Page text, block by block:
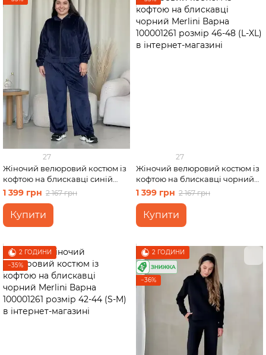
27
Жіночий велюровий костюм із
кофтою на блискавці синій
Merlini Варна 100001262 розмір
54-56 (4XL-54XL)
1 399 грн 2 167 грн
Купити
27
Жіночий велюровий костюм із
кофтою на блискавці чорний
Merlini Варна 100001261 розмір
46-48 (L-XL)
1 399 грн 2 167 грн
Купити
2 ГОДИНИ
−35%
2 ГОДИНИ
−36%